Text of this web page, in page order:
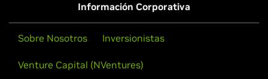
Información Corporativa
Sobre Nosotros Inversionistas
Venture Capital (NVentures)